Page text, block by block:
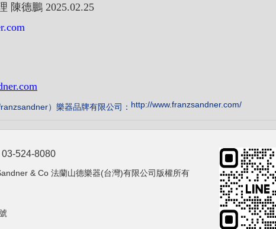
陳德鵬 2025.02.25
）樂器品牌有限公司： http://www.franzsandner.com/
03-524-8080
& Co 法蘭山德樂器(台灣)有限公司版權所有